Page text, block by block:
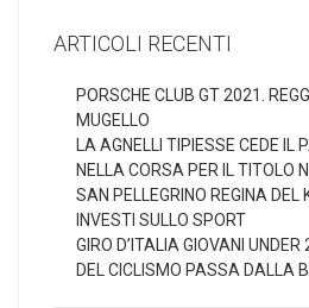
ARTICOLI RECENTI
PORSCHE CLUB GT 2021.
MUGELLO
LA AGNELLI TIPIESSE CEDE IL
NELLA CORSA PER IL TITOLO
SAN PELLEGRINO REGINA DEL
INVESTI SULLO SPORT
GIRO D’ITALIA GIOVANI
DEL CICLISMO PASSA DALLA